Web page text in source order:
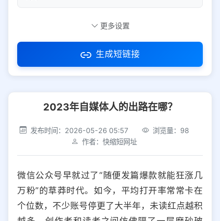
访问密码
社交平台 电商平台
选择防红平台类型，避免链接被拦截
iOS Android PC 其他
选择允许访问的平台类型
更多设置
生成短链接
2023年自媒体人的出路在哪？
发布时间：2026-05-26 05:57
浏览量：98
作者：快缩短网址
微信公众号早就过了“随便发篇爆款就能狂涨几
万粉”的草莽时代。如今，平均打开率常常卡在
个位数，不少账号停更了大半年，未读红点越积